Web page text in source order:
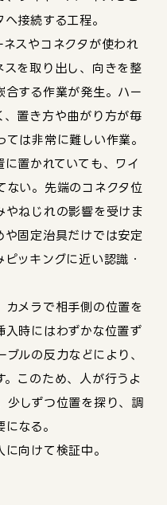
接続する工程。
スやコネクタが使われ
スを取り出し、向きを整
合する作業が発生。ハー
、置き方や曲がり方が毎
は非常に難しい作業。
置かれていても、ワイ
ない。先端のコネクタ位
やねじれの影響を受けま
や固定治具だけでは安定
ッキングに近い認識・
カメラで相手側の位置を
入時にはわずかな位置ず
ルの反力などにより、
このため、人が行うよ
少しずつ位置を探り、調
なる。
向けて検証中。